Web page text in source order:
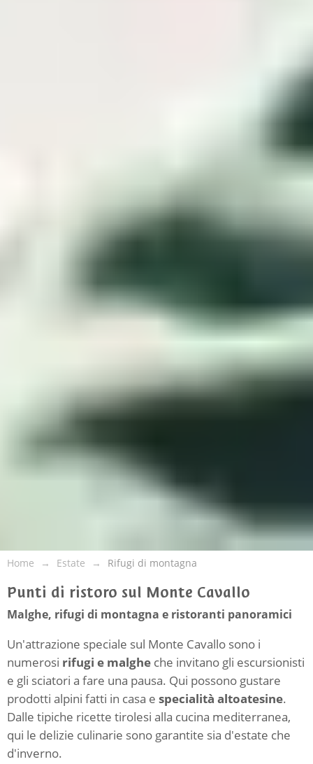
Home Estate Rifugi di montagna
Punti di ristoro sul Monte Cavallo
Malghe, rifugi di montagna e ristoranti panoramici
Un'attrazione speciale sul Monte Cavallo sono i
numerosi rifugi e malghe che invitano gli escursionisti
e gli sciatori a fare una pausa. Qui possono gustare
prodotti alpini fatti in casa e specialità altoatesine.
Dalle tipiche ricette tirolesi alla cucina mediterranea,
qui le delizie culinarie sono garantite sia d'estate che
d'inverno.